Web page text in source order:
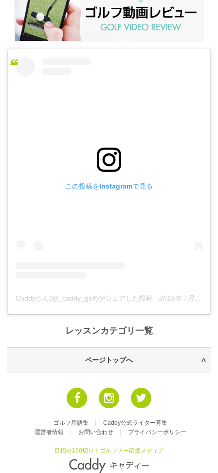
この投稿をInstagramで見る
Caddyさん(@_caddy_golf)がシェアした投稿 - 2019年 7月月8日午後6時37分PDT
レッスンカテゴリ一覧
ページトップへ
ゴルフ用語集
Caddy公式ライター募集
運営者情報
お問い合わせ プライバシーポリシー
目指せ100切り！ゴルファー応援メディア